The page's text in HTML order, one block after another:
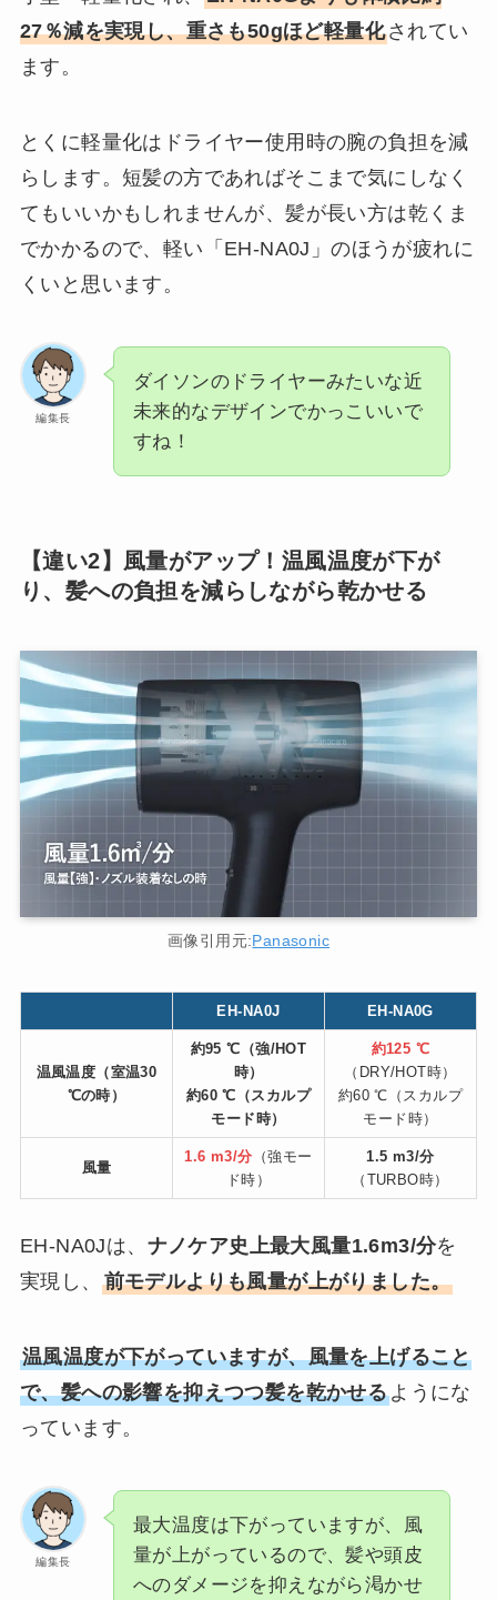
27％減を実現し、重さも50gほど軽量化されてい
ます。
とくに軽量化はドライヤー使用時の腕の負担を減
らします。短髪の方であればそこまで気にしなく
てもいいかもしれませんが、髪が長い方は乾くま
でかかるので、軽い「EH-NA0J」のほうが疲れに
くいと思います。
編集長
ダイソンのドライヤーみたいな近
未来的なデザインでかっこいいで
すね！
【違い2】風量がアップ！温風温度が下が
り、髪への負担を減らしながら乾かせる
画像引用元:Panasonic
EH-NA0J EH-NA0G
温風温度 （室温30
℃の時）
約95 ℃ （強/HOT
時）
約60 ℃（スカルプ
モード時）
約125 ℃
（DRY/HOT時）
約60 ℃（スカルプ
モード時）
風量
1.6 m3/分 （強モー
ド時）
1.5 m3/分
（TURBO時）
EH-NA0Jは、 ナノケア史上最大風量1.6m3/分を
実現し、 前モデルよりも風量が上がりました。
温風温度が下がっていますが、風量を上げること
で、髪への影響を抑えつつ髪を乾かせるようにな
っています。
編集長
最大温度は下がっていますが、風
量が上がっているので、髪や頭皮
へのダメージを抑えながら渇かせ